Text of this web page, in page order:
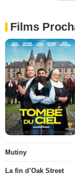
Films
Mutiny
La fin d’Oak Street